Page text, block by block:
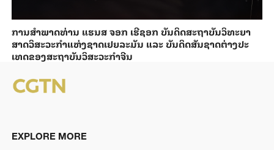
ການ​ສຳ​ພາດ​ທ່ານ ແຮນ​ສ ຈອກ ເຮີ​ຊອກ ​ບັນ​ດິດ​ສະ​ຖາ​ບັນວິ​ທະ​ຍາ​
ສາດວິ​ສະ​ວະ​ກຳ​ແຫ່ງ​ຊາດ​ເຢຍ​ລະ​ມັນ ແລະ ບັນ​ດິດ​ສັນ​ຊາດ​ຕ່າງ​ປະ​
ເທດ​ຂອງສະ​ຖາ​ບັນ​ວິ​ສະ​ວະ​ກຳ​ຈີນ
EXPLORE MORE